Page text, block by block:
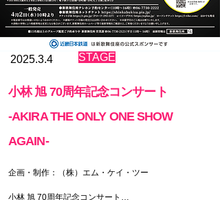
2025.3.4 ​STAGE
小林 旭 70周年記念コンサート
-AKIRA THE ONLY ONE SHOW
AGAIN-
企画・制作：（株）エム・ケイ・ツー
小林 旭 70周年記念コンサート